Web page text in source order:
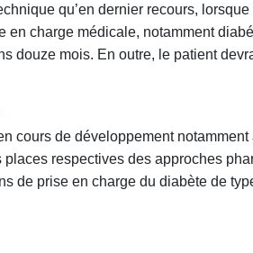
qu’en dernier recours,
charge médicale, notamment
douze mois. En outre, le patient
cours de développement notamment
respectives des approches
de prise en charge du diabète de